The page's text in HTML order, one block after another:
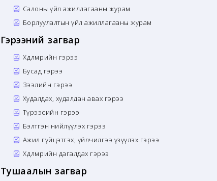
Салоны үйл ажиллагааны журам
Борлуулалтын үйл ажиллагааны журам
Гэрээний загвар
Хөдөлмөрийн гэрээ
Бусад гэрээ
Зээлийн гэрээ
Худалдах, худалдан авах гэрээ
Түрээсийн гэрээ
Бэлтгэн нийлүүлэх гэрээ
Ажил гүйцэтгэх, үйлчилгээ үзүүлэх гэрээ
Хөдөлмөрийн дагалдах гэрээ
Тушаалын загвар